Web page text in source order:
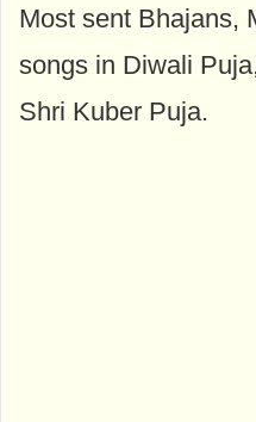
Most sent Bhajans,
songs in Diwali
Shri Kuber Puja.